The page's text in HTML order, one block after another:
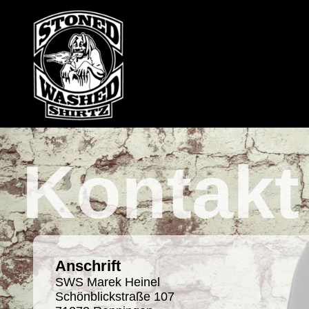
Kontakt
Anschrift
SWS Marek Heinel
Schönblickstraße 107